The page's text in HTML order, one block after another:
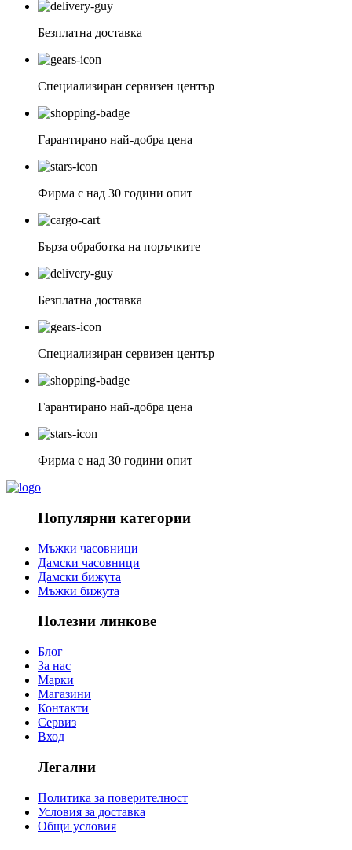
Безплатна доставка
Специализиран сервизен център
Гарантирано най-добра цена
Фирма с над 30 години опит
Бърза обработка на поръчките
Безплатна доставка
Специализиран сервизен център
Гарантирано най-добра цена
Фирма с над 30 години опит
Популярни категории
Мъжки часовници
Дамски часовници
Дамски бижута
Мъжки бижута
Полезни линкове
Блог
За нас
Марки
Магазини
Контакти
Сервиз
Вход
Легални
Политика за поверителност
Условия за доставка
Общи условия